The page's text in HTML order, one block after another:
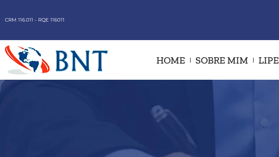
CRM 116.011 - RQE 116011
HOME SOBRE MIM